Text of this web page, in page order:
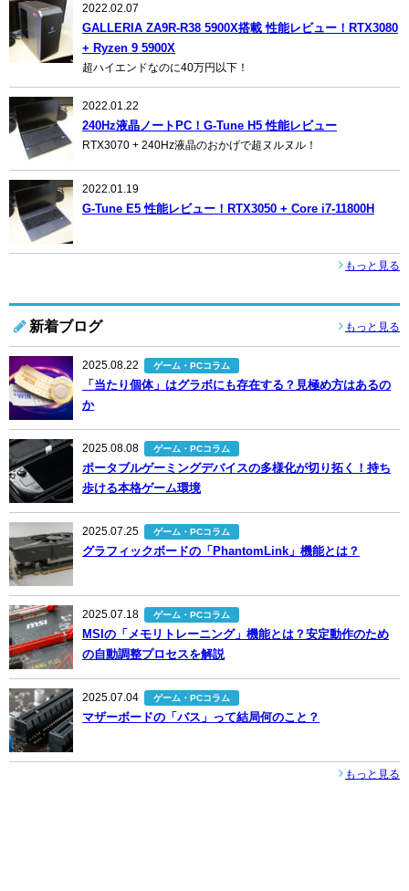
2022.02.07
GALLERIA ZA9R-R38 5900X搭載 性能レビュー！RTX3080
+ Ryzen 9 5900X
超ハイエンドなのに40万円以下！
2022.01.22
240Hz液晶ノートPC！G-Tune H5 性能レビュー
RTX3070 + 240Hz液晶のおかげで超ヌルヌル！
2022.01.19
G-Tune E5 性能レビュー！RTX3050 + Core i7-11800H
もっと見る
新着ブログ もっと見る
2025.08.22 ゲーム・PCコラム
「当たり個体」はグラボにも存在する？見極め方はあるの
か
2025.08.08 ゲーム・PCコラム
ポータブルゲーミングデバイスの多様化が切り拓く！持ち
歩ける本格ゲーム環境
2025.07.25 ゲーム・PCコラム
グラフィックボードの「PhantomLink」機能とは？
2025.07.18 ゲーム・PCコラム
MSIの「メモリトレーニング」機能とは？安定動作のため
の自動調整プロセスを解説
2025.07.04 ゲーム・PCコラム
マザーボードの「バス」って結局何のこと？
もっと見る